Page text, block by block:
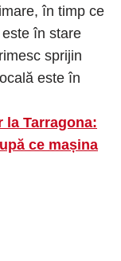
în timp ce
în stare
sprijin
este în
Tarragona:
ce mașina